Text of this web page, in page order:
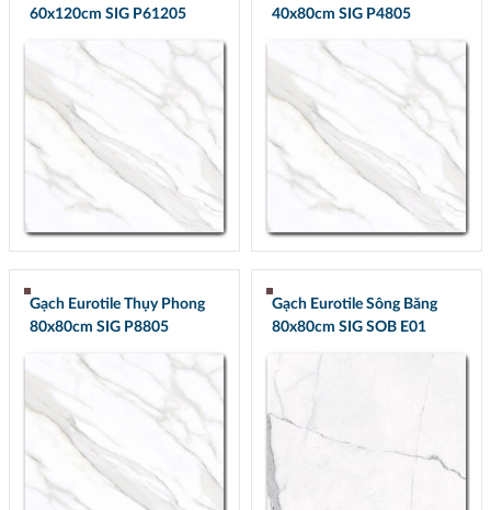
60x120cm SIG P61205
40x80cm SIG P4805
Gạch Eurotile Thụy Phong
80x80cm SIG P8805
Gạch Eurotile Sông Băng
80x80cm SIG SOB E01